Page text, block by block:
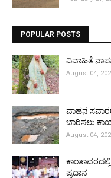
POPULAR POSTS
ವಿವಾಹಿತೆ
August 04,
ವಾಹನ
ಬಾರಿಸಲು
August 04,
ಪ್ರದಾನ